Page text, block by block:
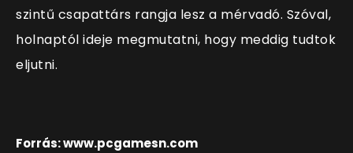
szintű csapattárs rangja lesz a mérvadó. Szóval,
holnaptól ideje megmutatni, hogy meddig tudtok
eljutni.
Forrás: www.pcgamesn.com